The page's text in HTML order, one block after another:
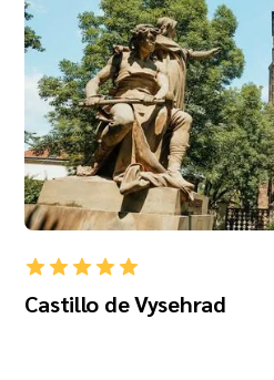
Castillo de Vysehrad